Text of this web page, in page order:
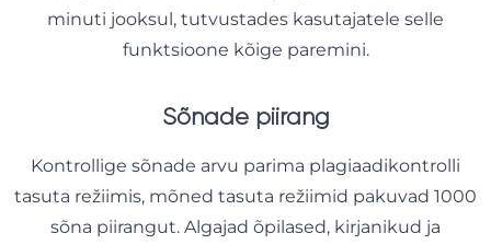
minuti jooksul, tutvustades kasutajatele selle
funktsioone kõige paremini.
Sõnade piirang
Kontrollige sõnade arvu parima plagiaadikontrolli
tasuta režiimis, mõned tasuta režiimid pakuvad 1000
sõna piirangut. Algajad õpilased, kirjanikud ja